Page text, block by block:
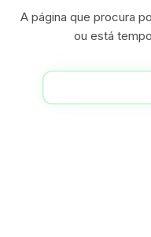
A página que procura
ou está